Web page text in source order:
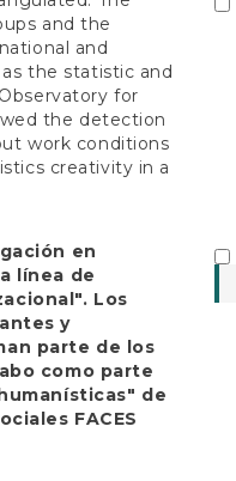
and the
and
the statistic and
for
the detection
work conditions
creativity in a
en
línea de
Los
y
parte de los
como parte
de
FACES